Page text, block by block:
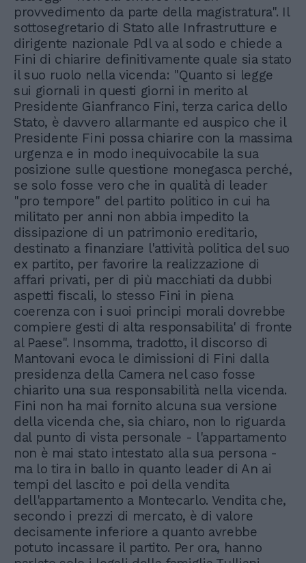
provvedimento da parte della magistratura". Il
sottosegretario di Stato alle Infrastrutture e
dirigente nazionale Pdl va al sodo e chiede a
Fini di chiarire definitivamente quale sia stato
il suo ruolo nella vicenda: "Quanto si legge
sui giornali in questi giorni in merito al
Presidente Gianfranco Fini, terza carica dello
Stato, è davvero allarmante ed auspico che il
Presidente Fini possa chiarire con la massima
urgenza e in modo inequivocabile la sua
posizione sulle questione monegasca perché,
se solo fosse vero che in qualità di leader
"pro tempore" del partito politico in cui ha
militato per anni non abbia impedito la
dissipazione di un patrimonio ereditario,
destinato a finanziare l'attività politica del suo
ex partito, per favorire la realizzazione di
affari privati, per di più macchiati da dubbi
aspetti fiscali, lo stesso Fini in piena
coerenza con i suoi principi morali dovrebbe
compiere gesti di alta responsabilita' di fronte
al Paese". Insomma, tradotto, il discorso di
Mantovani evoca le dimissioni di Fini dalla
presidenza della Camera nel caso fosse
chiarito una sua responsabilità nella vicenda.
Fini non ha mai fornito alcuna sua versione
della vicenda che, sia chiaro, non lo riguarda
dal punto di vista personale - l'appartamento
non è mai stato intestato alla sua persona -
ma lo tira in ballo in quanto leader di An ai
tempi del lascito e poi della vendita
dell'appartamento a Montecarlo. Vendita che,
secondo i prezzi di mercato, è di valore
decisamente inferiore a quanto avrebbe
potuto incassare il partito. Per ora, hanno